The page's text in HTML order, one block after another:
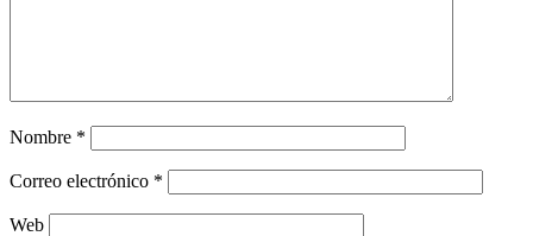
Nombre *
Correo electrónico *
Web